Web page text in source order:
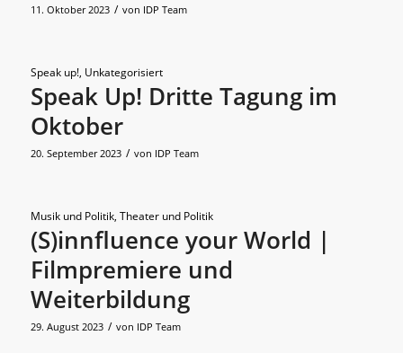
11. Oktober 2023 / von IDP Team
Speak up!, Unkategorisiert
Speak Up! Dritte Tagung im
Oktober
20. September 2023 / von IDP Team
Musik und Politik, Theater und Politik
(S)innfluence your World |
Filmpremiere und
Weiterbildung
29. August 2023 / von IDP Team